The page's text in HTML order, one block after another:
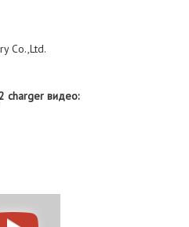
Co.,Ltd.
charger видео: